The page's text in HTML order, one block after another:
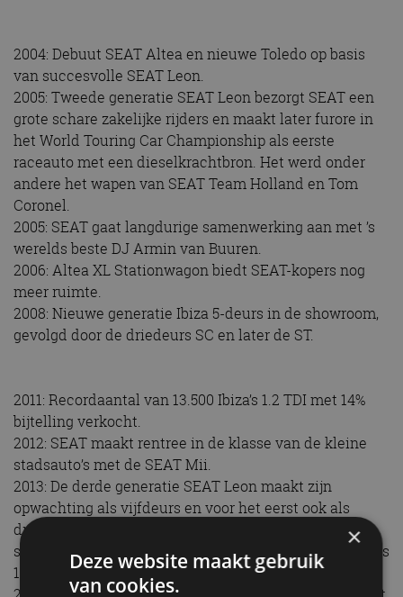
2004: Debuut SEAT Altea en nieuwe Toledo op basis
van succesvolle SEAT Leon.
2005: Tweede generatie SEAT Leon bezorgt SEAT een
grote schare zakelijke rijders en maakt later furore in
het World Touring Car Championship als eerste
raceauto met een dieselkrachtbron. Het werd onder
andere het wapen van SEAT Team Holland en Tom
Coronel.
2005: SEAT gaat langdurige samenwerking aan met ’s
werelds beste DJ Armin van Buuren.
2006: Altea XL Stationwagon biedt SEAT-kopers nog
meer ruimte.
2008: Nieuwe generatie Ibiza 5-deurs in de showroom,
gevolgd door de driedeurs SC en later de ST.
2011: Recordaantal van 13.500 Ibiza’s 1.2 TDI met 14%
bijtelling verkocht.
2012: SEAT maakt rentree in de klasse van de kleine
stadsauto’s met de SEAT Mii.
2013: De derde generatie SEAT Leon maakt zijn
opwachting als vijfdeurs en voor het eerst ook als
driedeurs SC, later in het jaar gevolgd door een ST
stationwagon. SEAT verkoopt dat jaar liefst 6.500 Leons
1.6 TDI met 14% bijtelling.
×
Deze website maakt gebruik
van cookies.